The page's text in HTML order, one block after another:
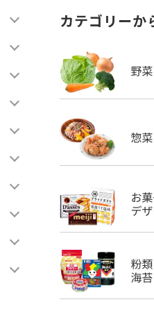
カテゴリーか